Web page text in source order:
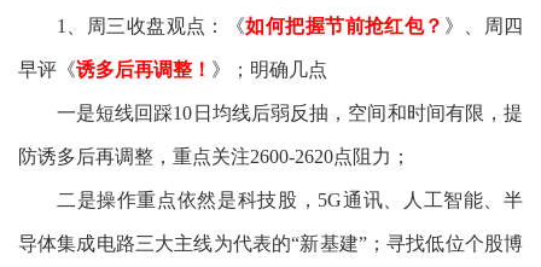
1 、周三收盘观点：《如何把握节前抢红包？ 》、周四
早评《诱多后再调整！ 》；明确几点
一是短线回踩10 日均线后弱反抽，空间和时间有限，提
防诱多后再调整，重点关注2600-2620点阻力；
二是操作重点依然是科技股， 5G通讯、人工智能、半
导体集成电路三大主线为代表的“新基建”；寻找低位个股博